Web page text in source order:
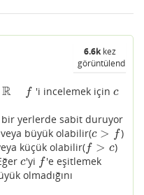
6.6kkez
görüntülendi
R f
f 'i incelemek için c
c
bir yerlerde sabit duruyor
büyük olabilir(c > f
c>f
)
küçük olabilir(f > c
f> c
)
c
c'yi f
f 'e eşitlemek
olmadığını